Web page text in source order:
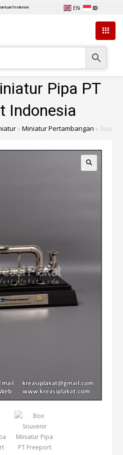
Testimoni EN ID
Pipa PT
Indonesia
»Miniatur Pertambangan »